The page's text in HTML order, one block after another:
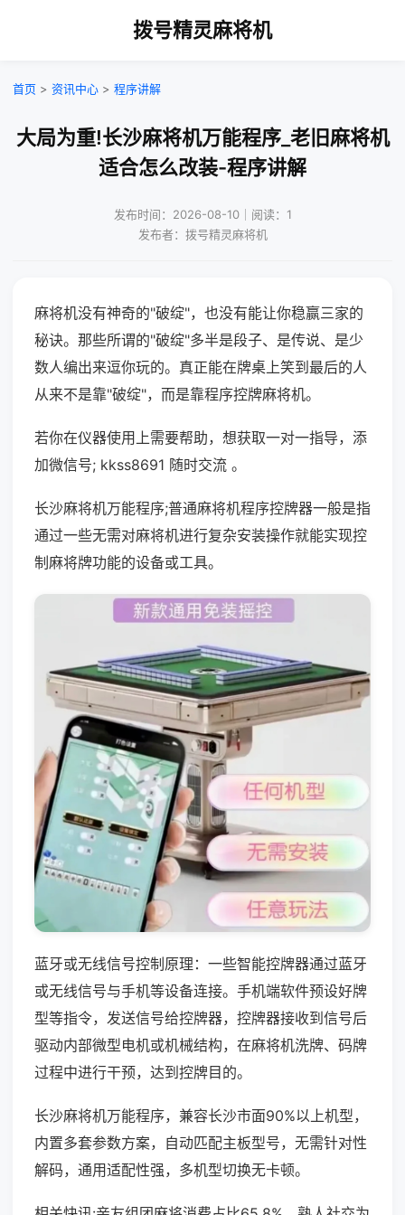
拨号精灵麻将机
首页 > 资讯中心 > 程序讲解
大局为重!长沙麻将机万能程序_老旧麻将机
适合怎么改装-程序讲解
发布时间：2026-08-10｜阅读：1
发布者：拨号精灵麻将机
麻将机没有神奇的"破绽"，也没有能让你稳赢三家的
秘诀。那些所谓的"破绽"多半是段子、是传说、是少
数人编出来逗你玩的。真正能在牌桌上笑到最后的人
从来不是靠"破绽"，而是靠程序控牌麻将机。
若你在仪器使用上需要帮助，想获取一对一指导，添
加微信号; kkss8691 随时交流 。
长沙麻将机万能程序;普通麻将机程序控牌器一般是指
通过一些无需对麻将机进行复杂安装操作就能实现控
制麻将牌功能的设备或工具。
蓝牙或无线信号控制原理：一些智能控牌器通过蓝牙
或无线信号与手机等设备连接。手机端软件预设好牌
型等指令，发送信号给控牌器，控牌器接收到信号后
驱动内部微型电机或机械结构，在麻将机洗牌、码牌
过程中进行干预，达到控牌目的。
长沙麻将机万能程序，兼容长沙市面90%以上机型，
内置多套参数方案，自动匹配主板型号，无需针对性
解码，通用适配性强，多机型切换无卡顿。